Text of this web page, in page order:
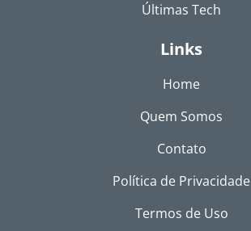
Últimas Tech
Links
Home
Quem Somos
Contato
Política de Privacidade
Termos de Uso